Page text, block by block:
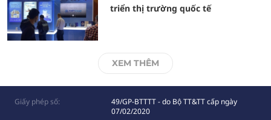
triển thị trường quốc tế
XEM THÊM
Giấy phép số:
49/GP-BTTTT - do Bộ TT&TT cấp ngày
07/02/2020